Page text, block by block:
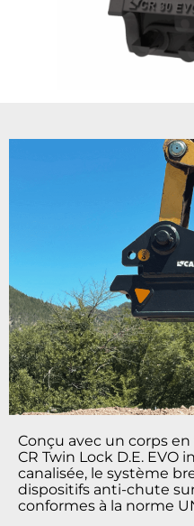
Conçu avec un corps
CR Twin Lock D.E.
canalisée, le système
dispositifs anti-chute
conformes à la norme